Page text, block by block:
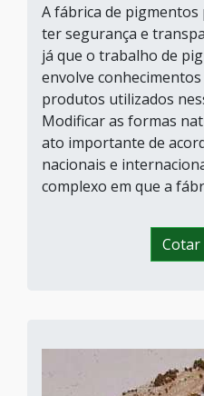
A fábrica de
ter segurança e
já que o trabalho de
envolve
produtos utilizados
Modificar as formas
ato importante de
nacionais e
complexo em que a